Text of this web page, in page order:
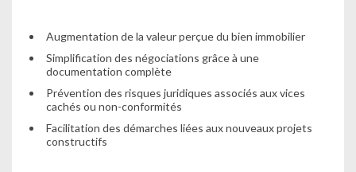
Augmentation de la valeur perçue du bien immobilier
Simplification des négociations grâce à une
documentation complète
Prévention des risques juridiques associés aux vices
cachés ou non-conformités
Facilitation des démarches liées aux nouveaux projets
constructifs